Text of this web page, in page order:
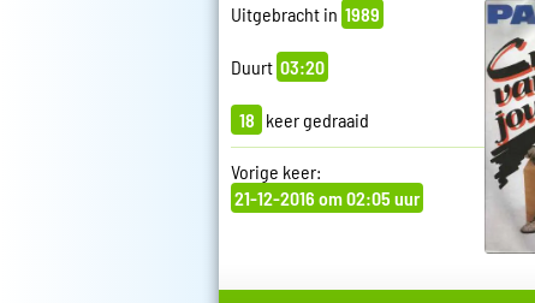
Uitgebracht in 1989
Duurt 03:20
18 keer gedraaid
Vorige keer:
21-12-2016 om 02:05 uur